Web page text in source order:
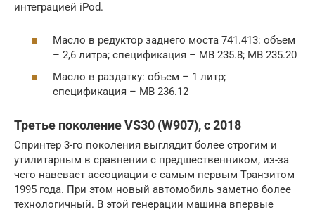
интеграцией iPod.
Масло в редуктор заднего моста 741.413: объем
– 2,6 литра; спецификация – MB 235.8; MB 235.20
Масло в раздатку: объем – 1 литр;
спецификация – MB 236.12
Третье поколение VS30 (W907), с 2018
Спринтер 3-го поколения выглядит более строгим и
утилитарным в сравнении с предшественником, из-за
чего навевает ассоциации с самым первым Транзитом
1995 года. При этом новый автомобиль заметно более
технологичный. В этой генерации машина впервые